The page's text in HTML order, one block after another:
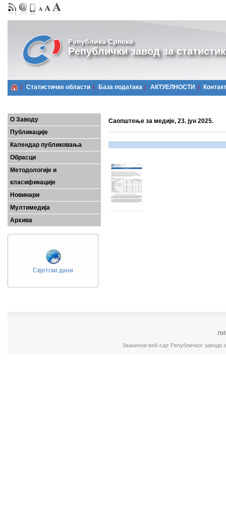
Република Српска
Републички завод за
Статистичке области Базa података АКТУЕЛНОСТИ Контакт
О Заводу
Публикације
Календар публиковања
Обрасци
Методологије и
класификације
Новинари
Мултимедија
Архива
Свјетски дани
Саопштење за медије, 23. јун 2025.
Званични веб-сајт Републичког